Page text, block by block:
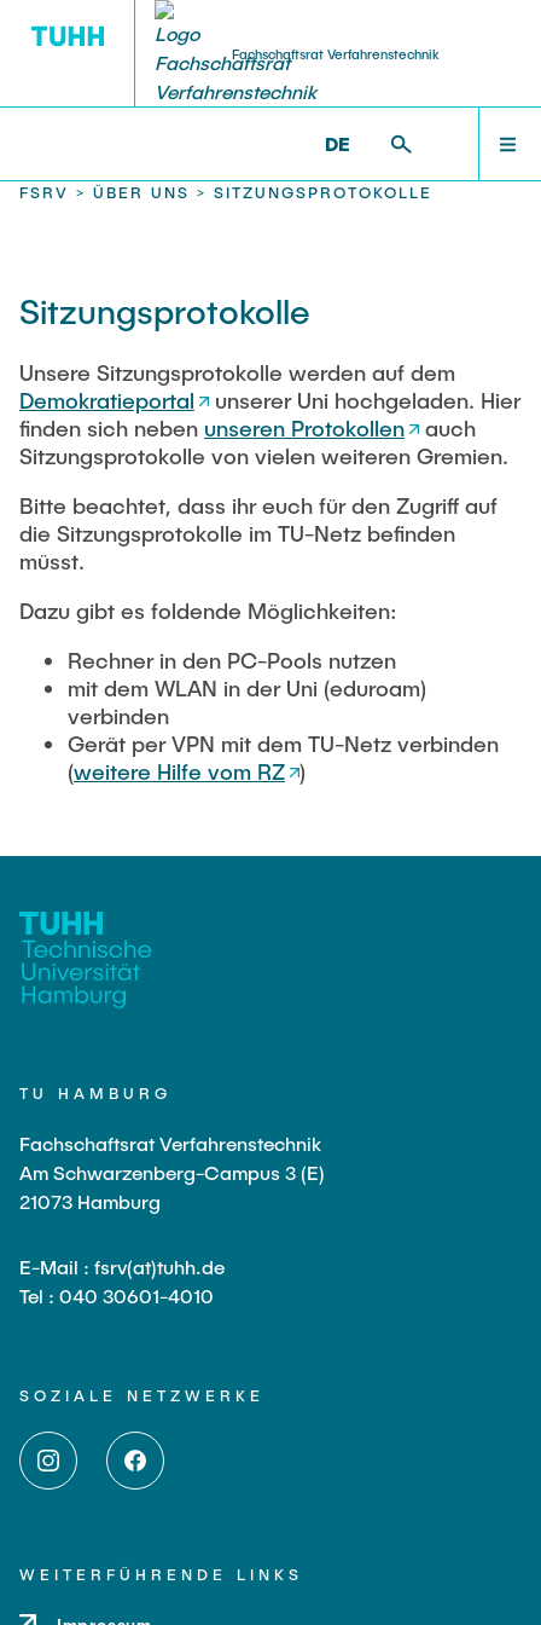
Fachschaftsrat Verfahrenstechnik
DE
AKTUELL ANGEBOTE
Ausleihsystem
Laborkittel
Links
VERANSTALTUNGEN
VERANSTALTUNGEN
Pflanzenflohmarkt
BARsupilami
Winter VesT
Kampf der Fachschaften
Sommerfest
ÜBER UNS
ÜBER UNS
Der Fachschaftsrat
Sprechstunden
Sitzungsprotokolle
Gremien
Das Studierendenparlament
Der Prüfungsausschuss
Der Studiendekanatsausschuss
Der Widerspruchsausschuss
Weitere Ausschüsse und Gremien
FSR-Konto
Vollversammlungen
UNSERE STUDIENGÄNGE
UNSERE STUDIENGÄNGE
Informationen zur Zukunft des IUEs
Zukunft von REMS
KONTAKT
FSRV > ÜBER UNS > SITZUNGSPROTOKOLLE
Sitzungsprotokolle
Unsere Sitzungsprotokolle werden auf dem
Demokratieportal
unserer Uni hochgeladen. Hier
finden sich neben unseren Protokollen
auch
Sitzungsprotokolle von vielen weiteren Gremien.
Bitte beachtet, dass ihr euch für den Zugriff auf
die Sitzungsprotokolle im TU-Netz befinden
müsst.
Dazu gibt es foldende Möglichkeiten:
Rechner in den PC-Pools nutzen
mit dem WLAN in der Uni (eduroam)
verbinden
Gerät per VPN mit dem TU-Netz verbinden
(weitere Hilfe vom RZ )
TU HAMBURG
Fachschaftsrat Verfahrenstechnik
Am Schwarzenberg-Campus 3 (E)
21073 Hamburg
E-Mail : fsrv(at)tuhh.de
Tel : 040 30601-4010
SOZIALE NETZWERKE
WEITERFÜHRENDE LINKS